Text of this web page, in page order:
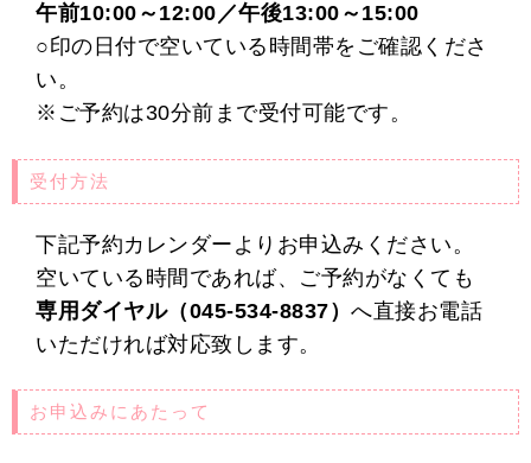
午前10:00～12:00／午後13:00～15:00
○印の日付で空いている時間帯をご確認くださ
い。
※ご予約は30分前まで受付可能です。
受付方法
下記予約カレンダーよりお申込みください。
空いている時間であれば、ご予約がなくても
専用ダイヤル（045-534-8837） へ直接お電話
いただければ対応致します。
お申込みにあたって